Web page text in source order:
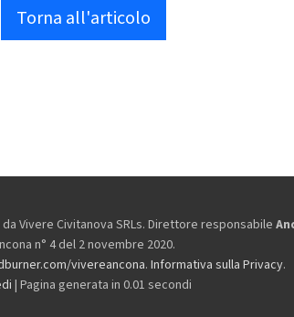
Torna all'articolo
Vivere Civitanova SRLs. Direttore responsabile
n° 4 del 2 novembre 2020.
vivereancona. Informativa sulla Privacy.
| Pagina generata in 0.01 secondi